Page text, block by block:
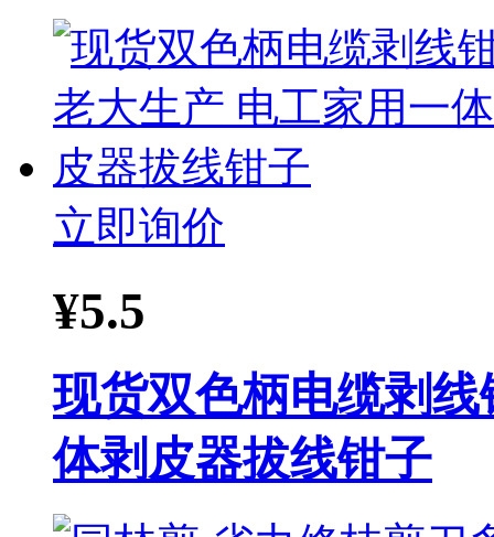
立即询价
¥5.5
现货双色柄电缆剥
体剥皮器拔线钳子